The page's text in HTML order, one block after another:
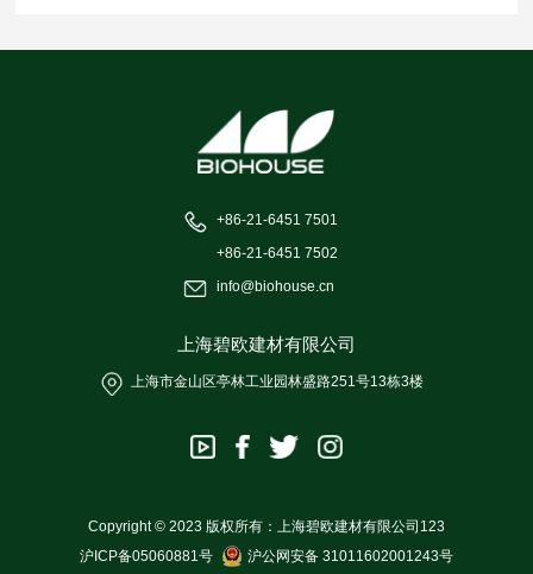
Copyright © 2023 版权所有：上海碧欧建材有限公司123
+86-21-6451 7501
+86-21-6451 7502
info@biohouse.cn
上海碧欧建材有限公司
上海市金山区亭林工业园林盛路251号13栋3楼
沪ICP备05060881号 沪公网安备 31011602001243号